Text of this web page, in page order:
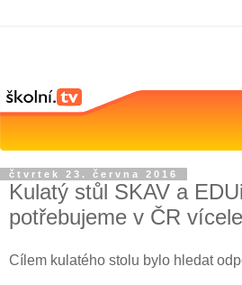
čtvrtek 23. června 2016
Kulatý stůl SKAV a
potřebujeme v ČR
Cílem kulatého stolu bylo hledat